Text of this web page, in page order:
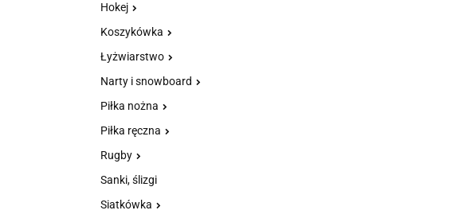
Hokej
Koszykówka
Łyżwiarstwo
Narty i snowboard
Piłka nożna
Piłka ręczna
Rugby
Sanki, ślizgi
Siatkówka